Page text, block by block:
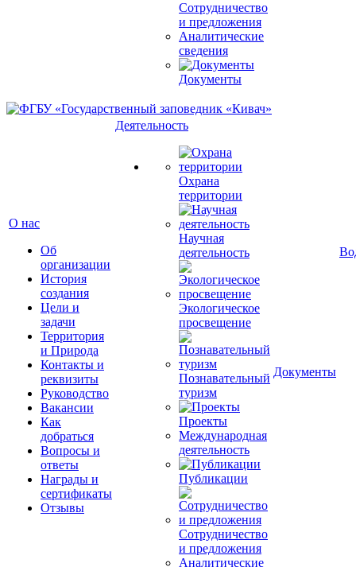
Сотрудничество
и предложения
Аналитические
сведения
Документы
О нас
Об
организации
История
создания
Цели и
задачи
Территория
и Природа
Контакты и
реквизиты
Руководство
Вакансии
Как
добраться
Вопросы и
ответы
Награды и
сертификаты
Отзывы
Деятельность
Охрана
территории
Научная
деятельность
Экологическое
просвещение
Познавательный
туризм
Проекты
Международная
деятельность
Публикации
Сотрудничество
и предложения
Аналитические
Документы